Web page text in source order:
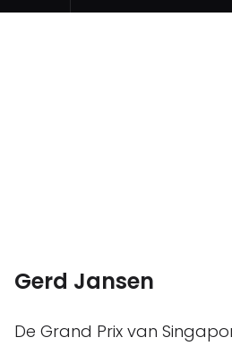
Gerd Jansen
De Grand Prix van